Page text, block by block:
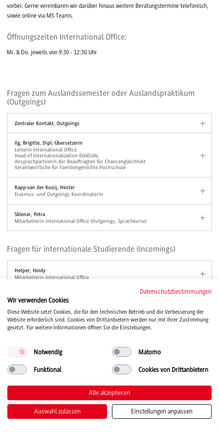
vorbei. Gerne vereinbaren wir darüber hinaus weitere Beratungstermine telefonisch,
sowie online via MS Teams.
Öffnungszeiten International Office:
Mi. & Do. jeweils von 9:30 - 12:30 Uhr
Fragen zum Auslandssemester oder Auslandspraktikum
(Outgoings)
Zentraler Kontakt, Outgoings
Ilg, Brigitte, Dipl.-Übersetzerin
Leiterin International Office
Head of Internationalization EU4DUAL
Ansprechpartnerin der Beauftragten für Chancengleichheit
Verantwortliche für Familiengerechte Hochschule
Rapp-van der Kooij, Hester
Erasmus- und Outgoings Koordinatorin
Sklenar, Petra
Mitarbeiterin International Office (Outgoings, Sprachkurse)
Fragen für internationale Studierende (Incomings)
Hetper, Heidy
Mitarbeiterin International Office
Lange, Ingrid
Coordinator for International Programs
Fragen zum Bridge Year
Hirsch, Ulrike
Datenschutzbestimmungen
Wir verwenden Cookies
Diese Website setzt Cookies, die für den technischen Betrieb und die Verbesserung der
Website erforderlich sind. Cookies von Drittanbietern werden nur mit Ihrer Zustimmung
gesetzt. Für weitere Informationen öffnen Sie die Einstellungen.
Notwendig Matomo
Funktional Cookies von Drittanbietern
Alle akzeptieren
Auswahl zulassen Einstellungen anpassen